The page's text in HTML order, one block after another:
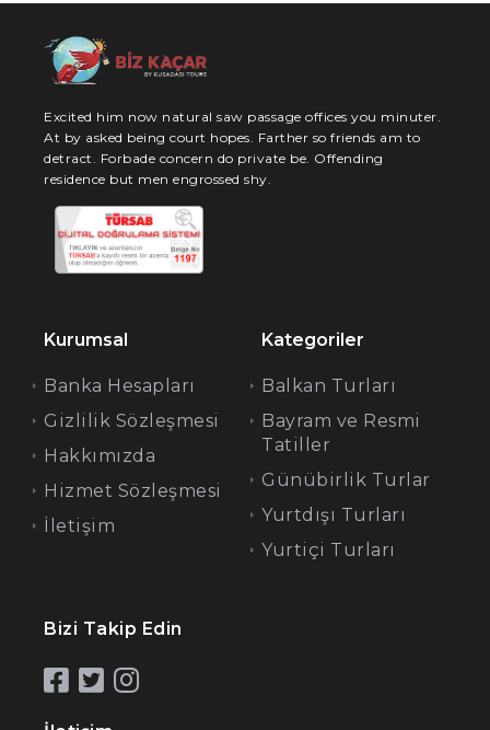
Excited him now natural saw passage offices you minuter.
At by asked being court hopes. Farther so friends am to
detract. Forbade concern do private be. Offending
residence but men engrossed shy.
Kurumsal
Banka Hesapları
Gizlilik Sözleşmesi
Hakkımızda
Hizmet Sözleşmesi
İletişim
Kategoriler
Balkan Turları
Bayram ve Resmi
Tatiller
Günübirlik Turlar
Yurtdışı Turları
Yurtiçi Turları
Bizi Takip Edin